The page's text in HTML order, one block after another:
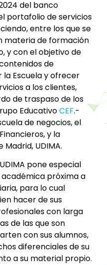
del banco
portafolio de servicios
entre los que se
materia de formación
y con el objetivo de
de
Escuela y ofrecer
a los clientes,
de traspaso de los
EducativoCEF.-
de negocios, el
y la
UDIMA.
pone especial
próxima a
para lo cual
hacer de sus
con larga
de las que son
con sus alumnos,
diferenciales de su
a su material propio.